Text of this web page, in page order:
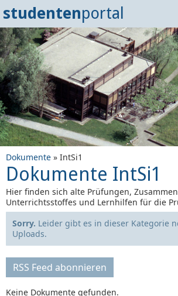
studentenportal
Home
Dokumente
Events
? Tipps
Login
Dokumente » IntSi1
Dokumente IntSi1
Hier finden sich alte Prüfungen,
Unterrichtsstoffes und Lernhilfen für die
Sorry. Leider gibt es in dieser Kategorie
Uploads.
RSS Feed abonnieren
Keine Dokumente gefunden.